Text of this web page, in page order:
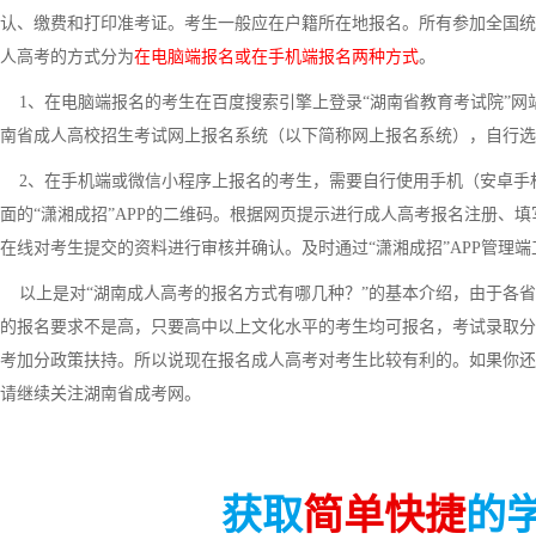
认、缴费和打印准考证。考生一般应在户籍所在地报名。所有参加全国
人高考的方式分为在电脑端报名或在手机端报名两种方式。
1、在电脑端报名的考生在百度搜索引擎上登录“湖南省教育考试院”
南省成人高校招生考试网上报名系统（以下简称网上报名系统），自行
2、在手机端或微信小程序上报名的考生，需要自行使用手机（安卓
面的“潇湘成招”APP的二维码。根据网页提示进行成人高考报名注册、
在线对考生提交的资料进行审核并确认。及时通过“潇湘成招”APP管理
以上是对“湖南成人高考的报名方式有哪几种？”的基本介绍，由于各
的报名要求不是高，只要高中以上文化水平的考生均可报名，考试录取
考加分政策扶持。所以说现在报名成人高考对考生比较有利的。如果你
请继续关注湖南省成考网。
获取简单快捷的